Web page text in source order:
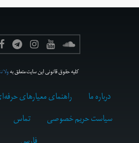
کلیه حقوق قانونی این سایت متعلق به
درباره ما راهنمای معیارهای
سیاست حریم خصوصی
تماس